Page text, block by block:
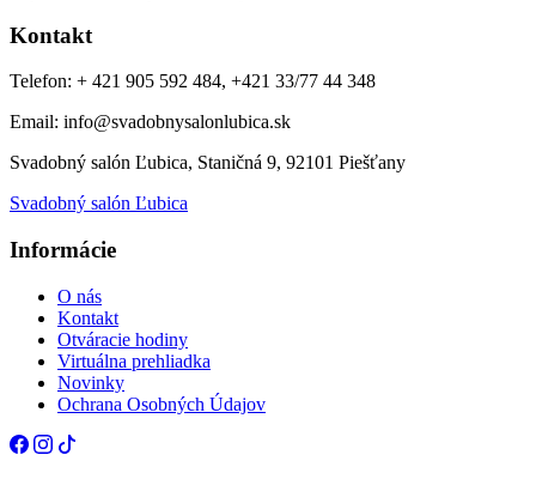
Kontakt
Telefon: + 421 905 592 484, +421 33/77 44 348
Email: info@svadobnysalonlubica.sk
Svadobný salón Ľubica, Staničná 9, 92101 Piešťany
Svadobný salón Ľubica
Informácie
O nás
Kontakt
Otváracie hodiny
Virtuálna prehliadka
Novinky
Ochrana Osobných Údajov